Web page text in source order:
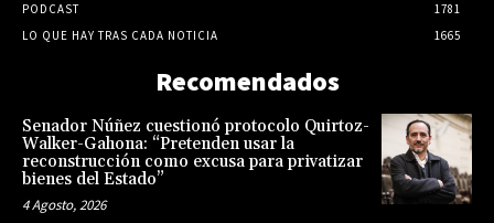
PODCAST
1781
LO QUE HAY TRAS CADA NOTICIA
1665
Recomendados
Senador Núñez cuestionó protocolo Quirtoz-
Walker-Gahona: “Pretenden usar la
reconstrucción como excusa para privatizar
bienes del Estado”
4 Agosto, 2026